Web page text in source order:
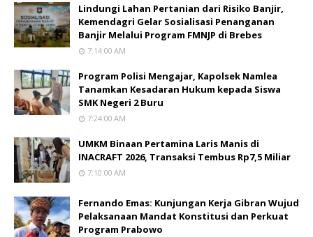
Lindungi Lahan Pertanian dari Risiko Banjir,
Kemendagri Gelar Sosialisasi Penanganan
Banjir Melalui Program FMNJP di Brebes
7:14:00 AM
Program Polisi Mengajar, Kapolsek Namlea
Tanamkan Kesadaran Hukum kepada Siswa
SMK Negeri 2 Buru
7:24:00 AM
UMKM Binaan Pertamina Laris Manis di
INACRAFT 2026, Transaksi Tembus Rp7,5 Miliar
7:10:00 AM
Fernando Emas: Kunjungan Kerja Gibran Wujud
Pelaksanaan Mandat Konstitusi dan Perkuat
Program Prabowo